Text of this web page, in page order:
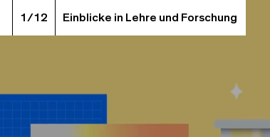
1/12 Einblicke in Lehre und Forschung